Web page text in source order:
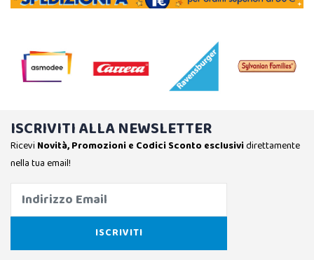
ISCRIVITI ALLA NEWSLETTER
Ricevi Novità, Promozioni e Codici Sconto esclusividirettamente
nella tua email!